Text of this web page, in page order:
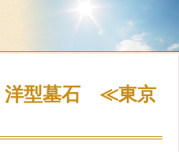
洋型墓石 ≪東京